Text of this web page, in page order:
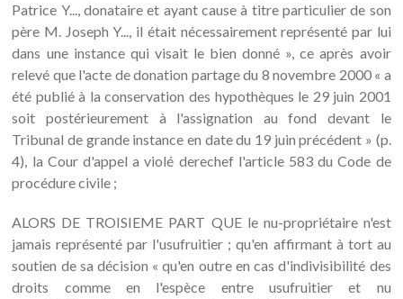
Patrice Y..., donataire et ayant cause à titre particulier de son
père M. Joseph Y..., il était nécessairement représenté par lui
dans une instance qui visait le bien donné », ce après avoir
relevé que l'acte de donation partage du 8 novembre 2000 « a
été publié à la conservation des hypothèques le 29 juin 2001
soit postérieurement à l'assignation au fond devant le
Tribunal de grande instance en date du 19 juin précédent » (p.
4), la Cour d'appel a violé derechef l'article 583 du Code de
procédure civile ;
ALORS DE TROISIEME PART QUE le nu-propriétaire n'est
jamais représenté par l'usufruitier ; qu'en affirmant à tort au
soutien de sa décision « qu'en outre en cas d'indivisibilité des
droits comme en l'espèce entre usufruitier et nu